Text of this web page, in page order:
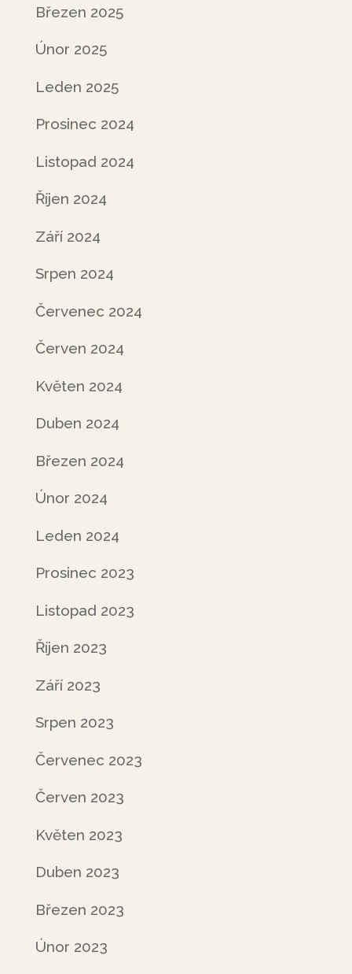
Březen 2025
Únor 2025
Leden 2025
Prosinec 2024
Listopad 2024
Říjen 2024
Září 2024
Srpen 2024
Červenec 2024
Červen 2024
Květen 2024
Duben 2024
Březen 2024
Únor 2024
Leden 2024
Prosinec 2023
Listopad 2023
Říjen 2023
Září 2023
Srpen 2023
Červenec 2023
Červen 2023
Květen 2023
Duben 2023
Březen 2023
Únor 2023